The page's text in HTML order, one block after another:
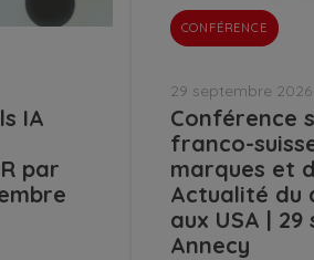
IA
par
CONFÉRENCE
29 septembre 2026
Conférence
franco-
marques et
Actualité du
aux USA |
Annecy